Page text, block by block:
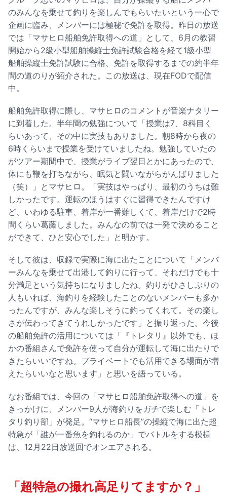
のみんなを乗せて釣りを楽しんでもらいたいという一心で
企画に臨み、メンバーには極秘で免許を取得。昨日の放送
では「マサヒロ船舶免許取得への道」として、6月の教習
開始から2級小型船舶操縦士免許試験合格を経て1級小型
船舶操縦士免許試験に合格、免許を取得するまでの約半年
間の道のりが紹介された。この放送は、現在FODで配信
中。
船舶免許取得に際し、マサヒロのコメントが音楽ナタリー
に到着した。半年間の勉強について「授業は7、8科目く
らいあって、その中に実技もありました。朝8時から夜の
6時くらいまで授業を受けていましたね。勉強していたの
がツアー期間中で、授業がライブ翌日とかにあったので、
体にも鞭を打ちながら、眠気と闘いながらがんばりました
（笑）」とマサヒロ。「実技はやっぱり、最初のうちは難
しかったです。運転のほうはすぐに習得できたんですけ
ど、いわゆる駐車、着岸が一番難しくて、着岸だけで2時
間くらい葛藤しました。みんなの前では一発で決めること
ができて、ひと安心でした」と明かす。
そして彼は、収録で実際に海に出たことについて「メンバ
ーみんなを乗せて出港して釣りに行って、それだけでも十
分満足という気持ちになりましたね。釣りがひさしぶりの
人もいれば、海釣りを経験したことのないメンバーも多か
ったんですが、みんな楽しそうに釣ってくれて。その楽し
さが伝わってきてうれしかったです」と振り返った。今後
の船舶免許の活用については「『トレタリ』以外でも、ほ
かの番組さんで免許を使って自分が運転して海に出たりで
きたらいいですね。プライベートでも活用できる場面が増
えたらいいなと思います」と思いを語っている。
なお番組では、今回の「マサヒロ船舶免許取得への道」を
きっかけに、メンバー9人が海釣りをガチで楽しむ「トレ
タリ釣り部」が発足。“マサヒロ船長”の操縦で海に出た超
特急が「誰が一番魚を釣れるのか」でバトルをする模様
は、12月22日放送回でオンエアされる。
「超特急の撮れ高足りてますか？」